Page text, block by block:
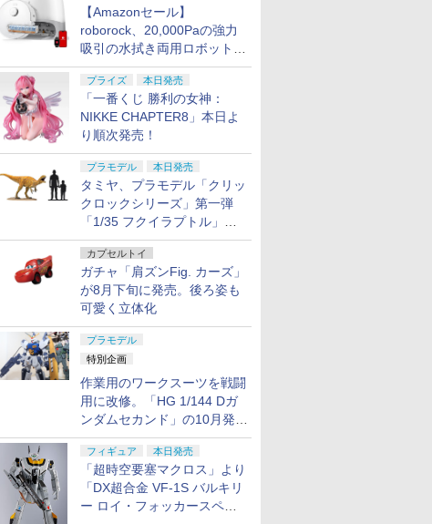
【Amazonセール】
roborock、20,000Paの強力
吸引の水拭き両用ロボット掃
除機「Qrevo Curv 2 Flow」
がお買い得！
プライズ 本日発売
「一番くじ 勝利の女神：
NIKKE CHAPTER8」本日よ
り順次発売！
プラモデル 本日発売
タミヤ、プラモデル「クリッ
クロックシリーズ」第一弾
「1/35 フクイラプトル」本
日発売！
カプセルトイ
ガチャ「肩ズンFig. カーズ」
が8月下旬に発売。後ろ姿も
可愛く立体化
プラモデル
特別企画
作業用のワークスーツを戦闘
用に改修。「HG 1/144 Dガ
ンダムセカンド」の10月発送
分が予約受付中【ガンダムベ
ース撮り下ろし】
フィギュア 本日発売
「超時空要塞マクロス」より
「DX超合金 VF-1S バルキリ
ー ロイ・フォッカースペシ